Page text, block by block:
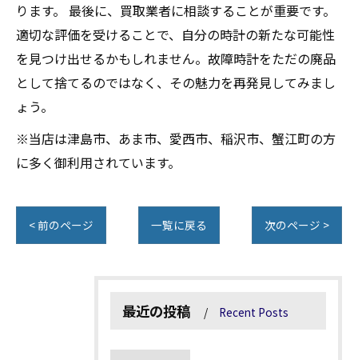
ります。 最後に、買取業者に相談することが重要です。
適切な評価を受けることで、自分の時計の新たな可能性
を見つけ出せるかもしれません。故障時計をただの廃品
として捨てるのではなく、その魅力を再発見してみまし
ょう。
※当店は津島市、あま市、愛西市、稲沢市、蟹江町の方
に多く御利用されています。
< 前のページ 一覧に戻る 次のページ >
最近の投稿 Recent Posts